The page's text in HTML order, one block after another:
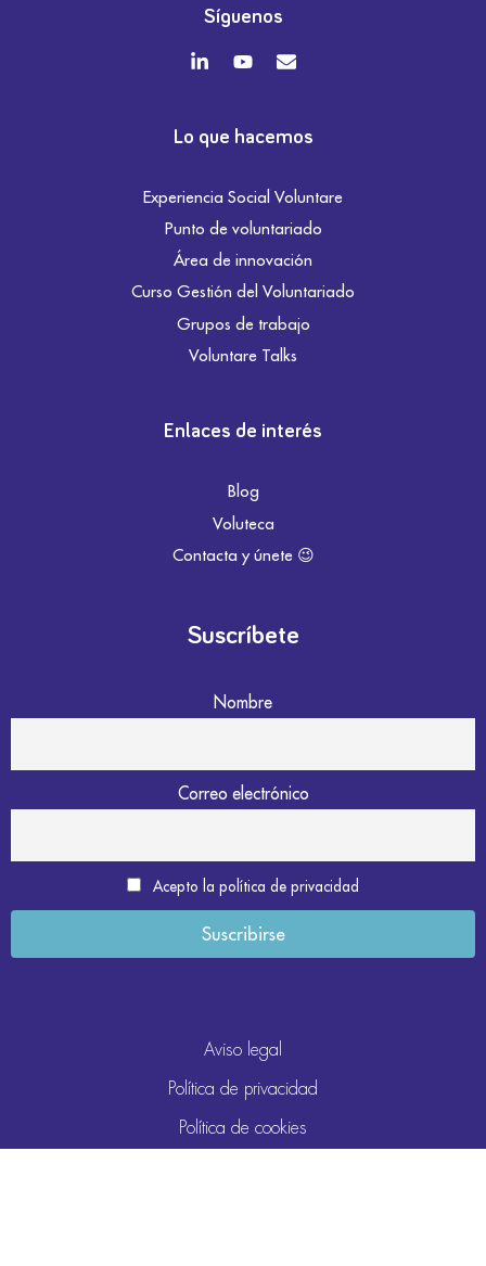
Síguenos
Lo que hacemos
Experiencia Social Voluntare
Punto de voluntariado
Área de innovación
Curso Gestión del Voluntariado
Grupos de trabajo
Voluntare Talks
Enlaces de interés
Blog
Voluteca
Contacta y únete 😉
Suscríbete
Nombre
Correo electrónico
Acepto la política de privacidad
Aviso legal
Política de privacidad
Política de cookies